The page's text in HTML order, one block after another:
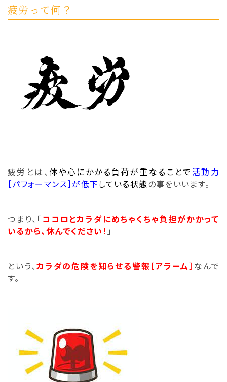
疲労って何？
疲労とは、 体や心にかかる負荷が重なることで 活動力
［パフォーマンス］が低下している状態の事をいいます。
つまり、「 ココロとカラダにめちゃくちゃ負担がかかって
いるから、休んでください！ 」
という、カラダの危険を知らせる警報［アラーム］ なんで
す。